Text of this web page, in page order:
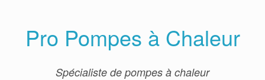
Pro Pompes à Chaleur
Spécialiste de pompes à chaleur